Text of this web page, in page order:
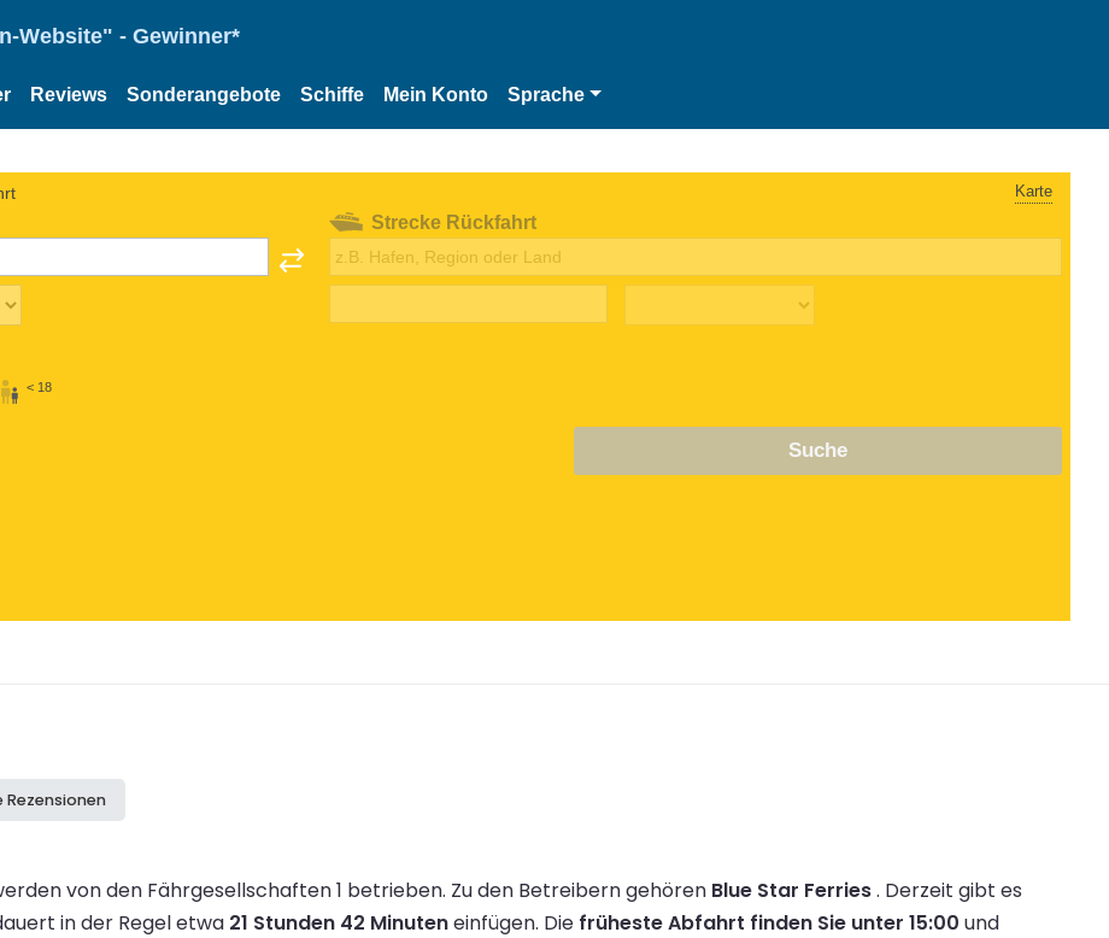
Website" - Gewinner*
Reviews Sonderangebote Schiffe Mein Konto Sprache
Karte
< 18
Strecke Rückfahrt
Suche
Rezensionen
von den Fährgesellschaften 1 betrieben. Zu den Betreibern gehören Blue Star Ferries. Derzeit gibt es
in der Regel etwa 21 Stunden 42 Minuteneinfügen. Die früheste Abfahrt finden Sie unter 15:00 und